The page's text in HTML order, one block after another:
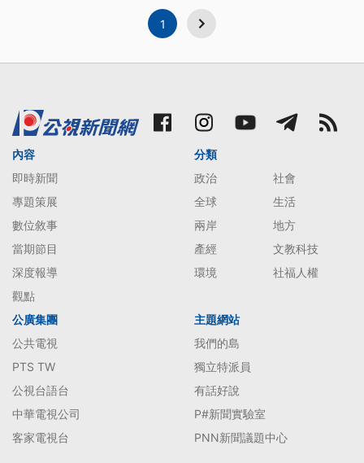
1
內容
即時新聞
專題策展
數位敘事
當期節目
深度報導
觀點
分類
政治
社會
全球
生活
兩岸
地方
產經
文教科技
環境
社福人權
公廣集團
公共電視
PTS TW
公視台語台
中華電視公司
客家電視台
主題網站
我們的島
獨立特派員
有話好說
P#新聞實驗室
PNN新聞議題中心